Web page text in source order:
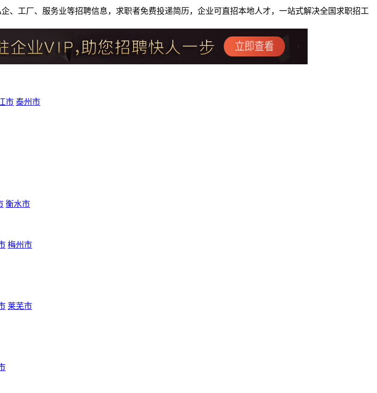
、工厂、服务业等招聘信息，求职者免费投递简历，企业可直招本地人才，一站式解决全国求职招工
市 泰州市
衡水市
梅州市
莱芜市